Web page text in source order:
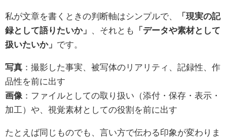
私が文章を書くときの判断軸はシンプルで、
「現実の記
録として語りたいか」
、それとも
「データや素材として
扱いたいか」 です。
写真 ：撮影した事実、被写体のリアリティ、記録性、作
品性を前に出す
画像 ：ファイルとしての取り扱い（添付・保存・表示・
加工）や、視覚素材としての役割を前に出す
たとえば同じものでも、言い方で伝わる印象が変わりま